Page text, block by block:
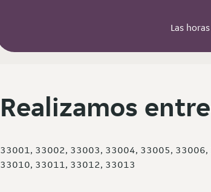
Las
Realizamos
33001, 33002, 33003, 33004, 33005,
33010, 33011, 33012, 33013